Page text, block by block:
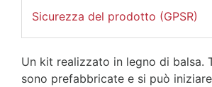
Sicurezza del prodotto (GPSR)
Un kit realizzato in legno di balsa.
sono prefabbricate e si può